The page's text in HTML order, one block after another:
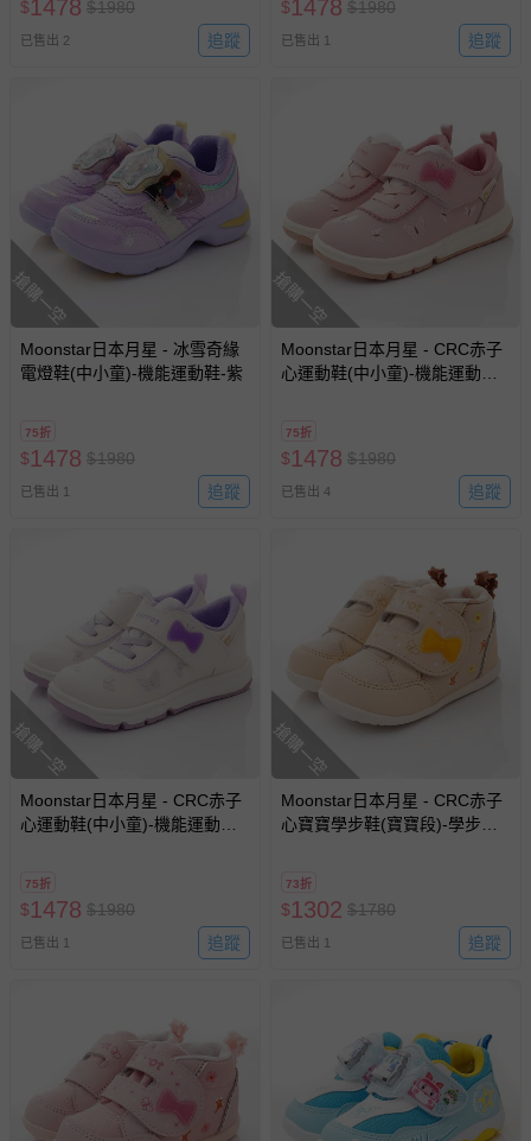
$1478 $1980
已售出 2 追蹤
$1478 $1980
已售出 1 追蹤
搶購一空
Moonstar日本月星 - 冰雪奇緣
電燈鞋(中小童)-機能運動鞋-紫
75折
$1478 $1980
已售出 1 追蹤
搶購一空
Moonstar日本月星 - CRC赤子
心運動鞋(中小童)-機能運動鞋-
75折
$1478 $1980
已售出 4 追蹤
搶購一空
Moonstar日本月星 - CRC赤子
心運動鞋(中小童)-機能運動鞋-
75折
$1478 $1980
已售出 1 追蹤
搶購一空
Moonstar日本月星 - CRC赤子
心寶寶學步鞋(寶寶段)-學步鞋-
73折
$1302 $1780
已售出 1 追蹤